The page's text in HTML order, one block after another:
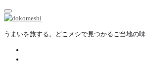
内
容
ス
うまいを旅する。どこメシで見つかるご当地の味